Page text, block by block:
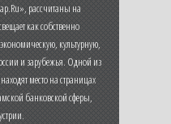
рассчитаны на
как собственно
культурную,
и зарубежья. Одной из
место на страницах
банковской сферы,